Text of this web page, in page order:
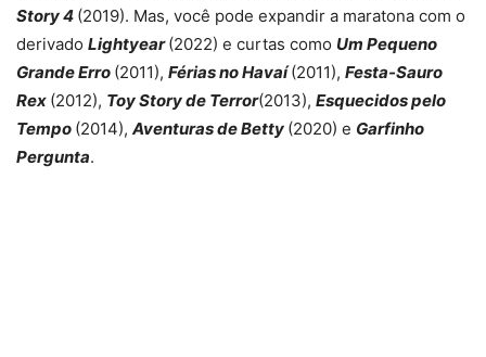
Story 4 (2019). Mas, você pode expandir a maratona com o
derivado Lightyear(2022) e curtas como Um Pequeno
Grande Erro (2011), Férias no Havaí(2011), Festa-Sauro
Rex (2012), Toy Story de Terror(2013), Esquecidos pelo
Tempo (2014), Aventuras de Betty (2020) e Garfinho
Pergunta.